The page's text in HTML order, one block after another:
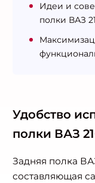
Удобство
полки ВАЗ
Задняя полка
составляющая
Идеи и
полки ВАЗ